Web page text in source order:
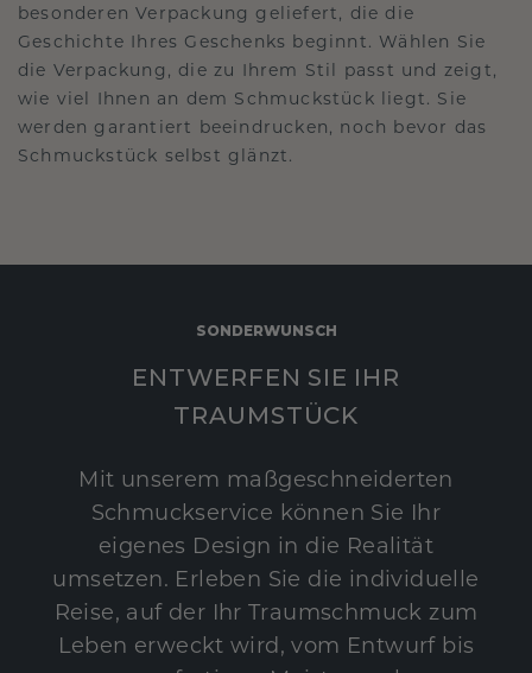
besonderen Verpackung geliefert, die die
Geschichte Ihres Geschenks beginnt. Wählen Sie
die Verpackung, die zu Ihrem Stil passt und zeigt,
wie viel Ihnen an dem Schmuckstück liegt. Sie
werden garantiert beeindrucken, noch bevor das
Schmuckstück selbst glänzt.
SONDERWUNSCH
ENTWERFEN SIE IHR
TRAUMSTÜCK
Mit unserem maßgeschneiderten
Schmuckservice können Sie Ihr
eigenes Design in die Realität
umsetzen. Erleben Sie die individuelle
Reise, auf der Ihr Traumschmuck zum
Leben erweckt wird, vom Entwurf bis